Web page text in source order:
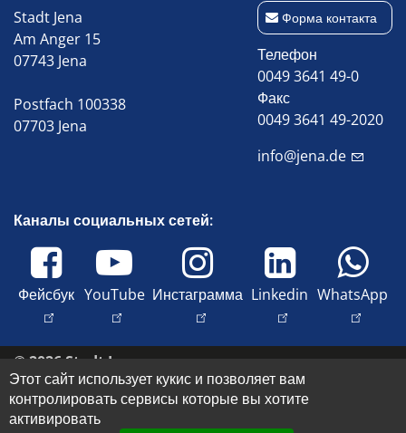
Stadt Jena
Am Anger 15
07743 Jena
Postfach 100338
07703 Jena
Форма контакта
Телефон
0049 3641 49-0
Факс
0049 3641 49-2020
info@jena.de
Каналы социальных сетей:
Фейсбук YouTube Инстаграмма Linkedin WhatsApp
© 2026 Stadt Jena
Свяжитесь с нами
Этот сайт использует кукис и позволяет вам
контролировать сервисы которые вы хотите
активировать